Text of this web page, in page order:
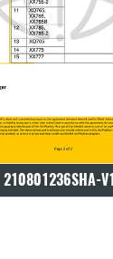
210801236SHA-V1